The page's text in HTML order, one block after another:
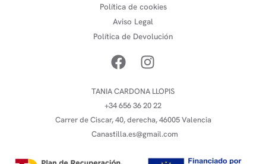
Política de cookies
Aviso Legal
Política de Devolución
TANIA CARDONA LLOPIS
+34 656 36 20 22
Carrer de Ciscar, 40, derecha, 46005 Valencia
Canastilla.es@gmail.com